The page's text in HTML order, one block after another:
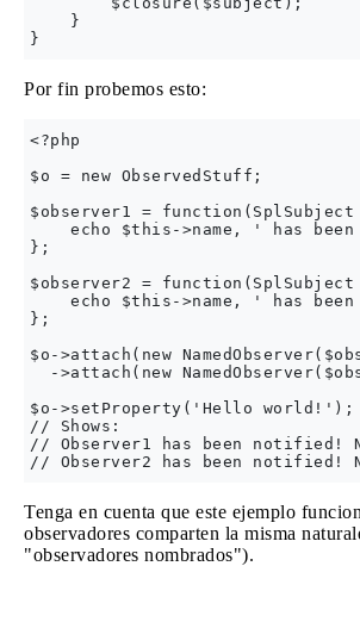
    }
Por fin probemos esto:
<?php
$o = new ObservedStuff;
$observer1 =
echo $this->name, ' has
};
$observer2 =
echo $this->name, ' has
};
$o->attach(new
->attach(new
$o->setProperty('Hello world!');
// Shows:
// Observer1 has been notified!
Tenga en cuenta que este ejemplo
observadores comparten la misma
"observadores nombrados").